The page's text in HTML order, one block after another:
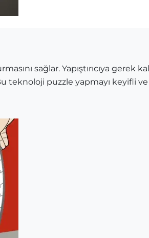
sağlar. Yapıştırıcıya
teknoloji puzzle yapmayı keyifli